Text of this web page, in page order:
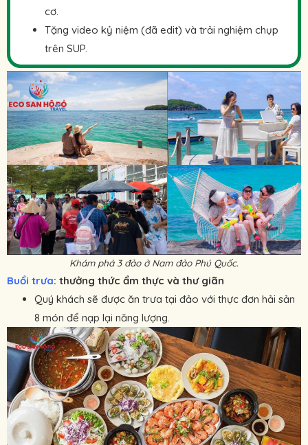
cơ.
Tặng video kỷ niệm (đã edit) và trải nghiệm chụp
trên SUP.
Khám phá 3 đảo ở Nam đảo Phú Quốc.
Buổi trưa: thưởng thức ẩm thực và thư giãn
Quý khách sẽ được ăn trưa tại đảo với thực đơn hải sản
8 món để nạp lại năng lượng.